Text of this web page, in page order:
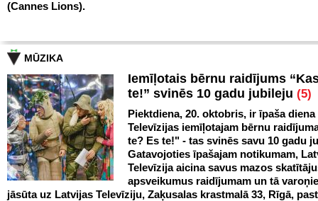
(Cannes Lions).
MŪZIKA
Iemīļotais bērnu raidījums
te!” svinēs 10 gadu jubileju (5)
Piektdiena, 20. oktobris, ir īpaša
Televīzijas iemīļotajam bērnu
te? Es te!" - tas svinēs savu 10 gadu
Gatavojoties īpašajam notikumam,
Televīzija aicina savus mazos
apsveikumus raidījumam un tā
jāsūta uz Latvijas Televīziju, Zaķusalas krastmalā 33, Rīgā,